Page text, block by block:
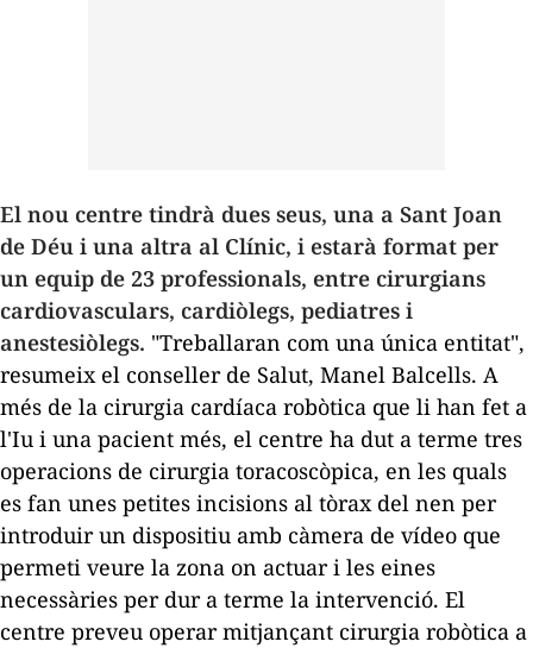
El nou centre tindrà dues seus, una a Sant Joan
de Déu i una altra al Clínic, i estarà format per
un equip de 23 professionals, entre cirurgians
cardiovasculars, cardiòlegs, pediatres i
anestesiòlegs. "Treballaran com una única entitat",
resumeix el conseller de Salut, Manel Balcells. A
més de la cirurgia cardíaca robòtica que li han fet a
l'Iu i una pacient més, el centre ha dut a terme tres
operacions de cirurgia toracoscòpica, en les quals
es fan unes petites incisions al tòrax del nen per
introduir un dispositiu amb càmera de vídeo que
permeti veure la zona on actuar i les eines
necessàries per dur a terme la intervenció. El
centre preveu operar mitjançant cirurgia robòtica a